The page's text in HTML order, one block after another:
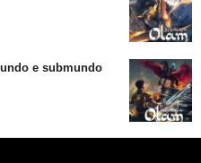
e submundo